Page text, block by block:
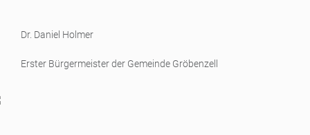
Dr. Daniel Holmer
Erster Bürgermeister der Gemeinde Gröbenzell